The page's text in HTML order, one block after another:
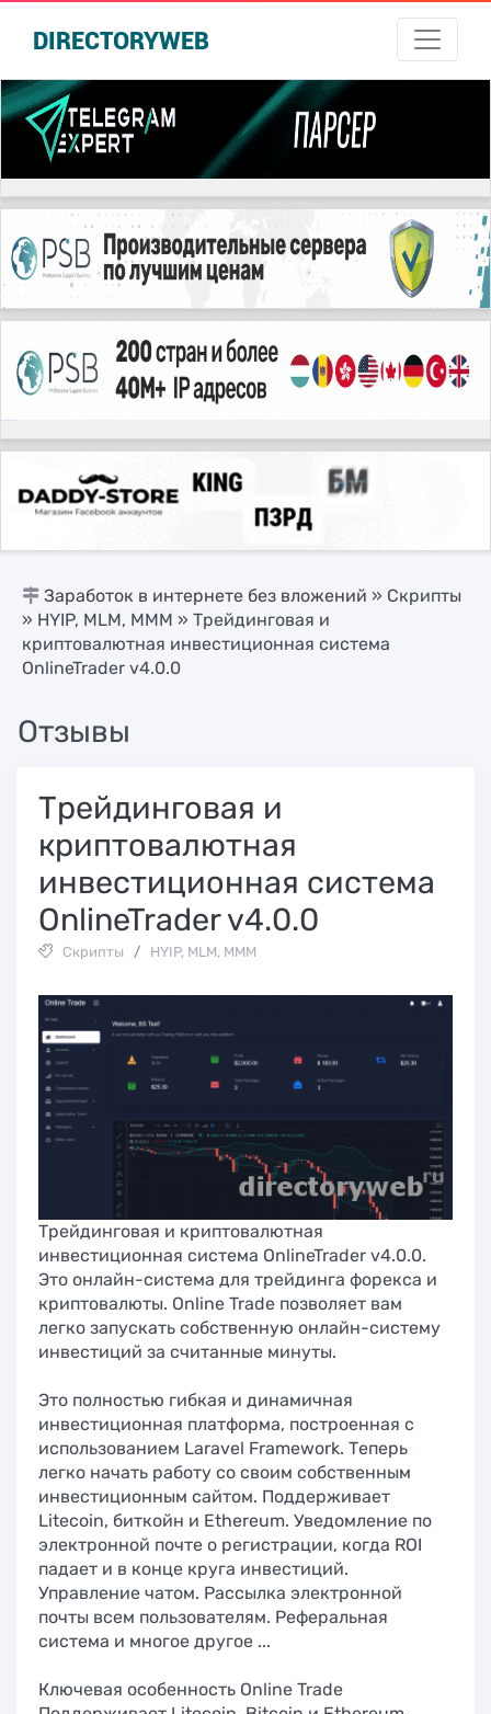
DIRECTORYWEB
Заработок в интернете без вложений » Скрипты
» HYIP, MLM, МММ » Трейдинговая и
криптовалютная инвестиционная система
OnlineTrader v4.0.0
Отзывы
Трейдинговая и
криптовалютная
инвестиционная система
OnlineTrader v4.0.0
Скрипты / HYIP, MLM, МММ
Трейдинговая и криптовалютная
инвестиционная система OnlineTrader v4.0.0.
Это онлайн-система для трейдинга форекса и
криптовалюты. Online Trade позволяет вам
легко запускать собственную онлайн-систему
инвестиций за считанные минуты.
Это полностью гибкая и динамичная
инвестиционная платформа, построенная с
использованием Laravel Framework. Теперь
легко начать работу со своим собственным
инвестиционным сайтом. Поддерживает
Litecoin, биткойн и Ethereum. Уведомление по
электронной почте о регистрации, когда ROI
падает и в конце круга инвестиций.
Управление чатом. Рассылка электронной
почты всем пользователям. Реферальная
система и многое другое ...
Ключевая особенность Online Trade